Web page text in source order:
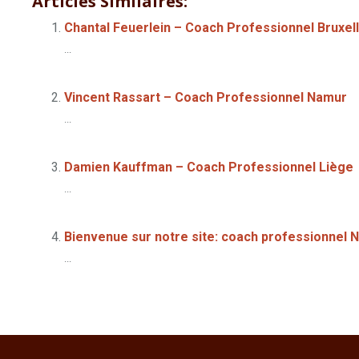
Chantal Feuerlein – Coach Professionnel
...
Vincent Rassart – Coach Professionnel Namur
...
Damien Kauffman – Coach Professionnel Liège
...
Bienvenue sur notre site: coach professionnel
...